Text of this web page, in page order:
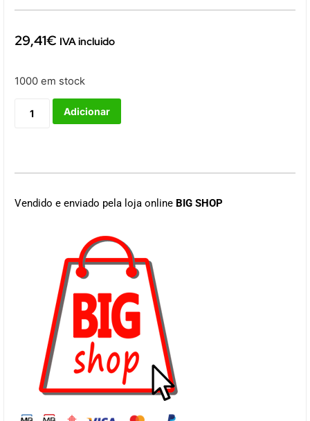
29,41€ IVA incluido
1000 em stock
Adicionar
Vendido e enviado pela loja online BIG SHOP